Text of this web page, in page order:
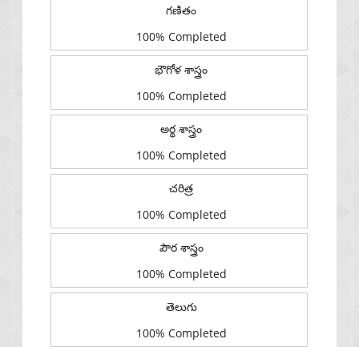
గణితం
100% Completed
భౌగోళ శాస్త్రం
100% Completed
అర్థ శాస్త్రం
100% Completed
చరిత్ర
100% Completed
పౌర శాస్త్రం
100% Completed
తెలుగు
100% Completed